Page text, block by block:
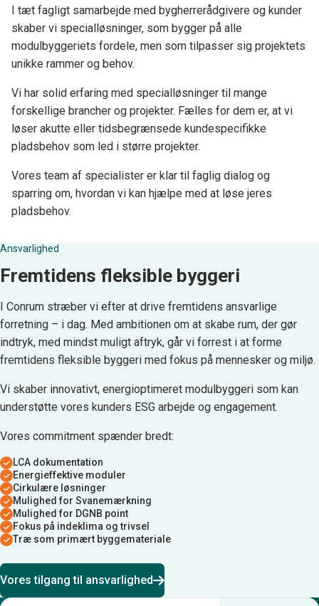
I tæt fagligt samarbejde med bygherrerådgivere og kunder
skaber vi specialløsninger, som bygger på alle
modulbyggeriets fordele, men som tilpasser sig projektets
unikke rammer og behov.
Vi har solid erfaring med specialløsninger til mange
forskellige brancher og projekter. Fælles for dem er, at vi
løser akutte eller tidsbegrænsede kundespecifikke
pladsbehov som led i større projekter.
Vores team af specialister er klar til faglig dialog og
sparring om, hvordan vi kan hjælpe med at løse jeres
pladsbehov.
Ansvarlighed
Fremtidens fleksible byggeri
I Conrum stræber vi efter at drive fremtidens ansvarlige
forretning – i dag. Med ambitionen om at skabe rum, der gør
indtryk, med mindst muligt aftryk, går vi forrest i at forme
fremtidens fleksible byggeri med fokus på mennesker og miljø.
Vi skaber innovativt, energioptimeret modulbyggeri som kan
understøtte vores kunders ESG arbejde og engagement.
Vores commitment spænder bredt:
LCA dokumentation
Energieffektive moduler
Cirkulære løsninger
Mulighed for Svanemærkning
Mulighed for DGNB point
Fokus på indeklima og trivsel
Træ som primært byggemateriale
Vores tilgang til ansvarlighed